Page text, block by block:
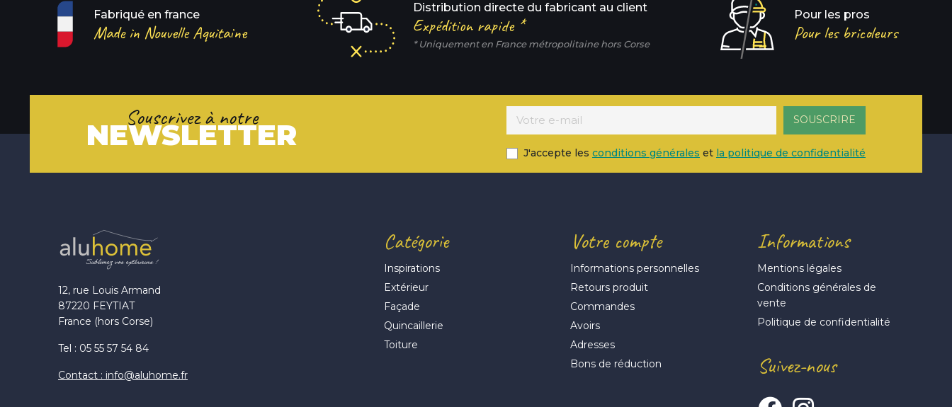
Fabriqué en france
Made in Nouvelle Aquitaine
Distribution directe du fabricant au client
Expédition rapide *
* Uniquement en France métropolitaine hors Corse
Pour les pros
Pour les bricoleurs
Souscrivez à notre
NEWSLETTER
J'accepte les conditions générales et la politique de confidentialité
12, rue Louis Armand
87220 FEYTIAT
France (hors Corse)
Tel : 05 55 57 54 84
Contact : info@aluhome.fr
Votre compte
Informations personnelles
Retours produit
Commandes
Avoirs
Adresses
Bons de réduction
Catégorie
Inspirations
Extérieur
Façade
Quincaillerie
Toiture
Informations
Mentions légales
Conditions générales de
vente
Politique de confidentialité
Suivez-nous